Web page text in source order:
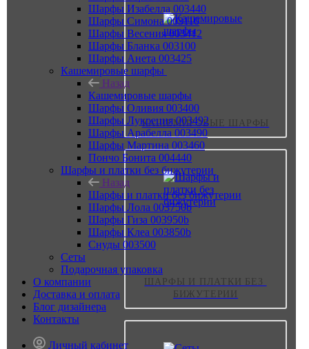
КАШЕМИРОВЫЕ ШАРФЫ
ШАРФЫ И ПЛАТКИ БЕЗ
БИЖУТЕРИИ
Шарфы Изабелла 003440
Шарфы Симона 003110
Шарфы Весения 003412
Шарфы Бланка 003100
Шарфы Анета 003425
Кашемировые шарфы
Назад
Кашемировые шарфы
Шарфы Оливия 003400
Шарфы Лукреция 003492
Шарфы Арабелла 003490
Шарфы Мартина 003460
Пончо Бонита 004440
Шарфы и платки без бижутерии
Назад
Шарфы и платки без бижутерии
Шарфы Лола 003750b
Шарфы Гиза 003950b
Шарфы Клеа 003850b
Снуды 003500
Сеты
Подарочная упаковка
О компании
Доставка и оплата
Блог дизайнера
Контакты
Личный кабинет